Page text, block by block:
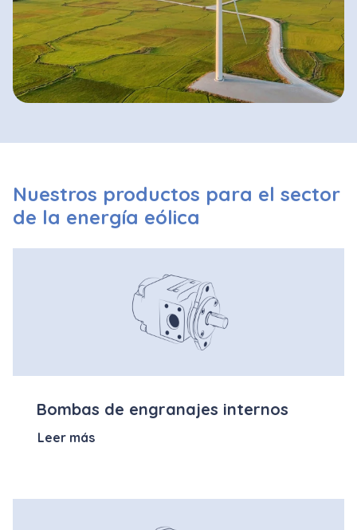
Nuestros productos para el sector
de la energía eólica
Bombas de engranajes internos
Leer más